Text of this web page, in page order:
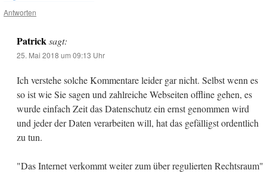
Antworten
Patrick sagt:
25. Mai 2018 um 09:13 Uhr
Ich verstehe solche Kommentare leider gar nicht. Selbst wenn es
so ist wie Sie sagen und zahlreiche Webseiten offline gehen, es
wurde einfach Zeit das Datenschutz ein ernst genommen wird
und jeder der Daten verarbeiten will, hat das gefälligst ordentlich
zu tun.
"Das Internet verkommt weiter zum über regulierten Rechtsraum"